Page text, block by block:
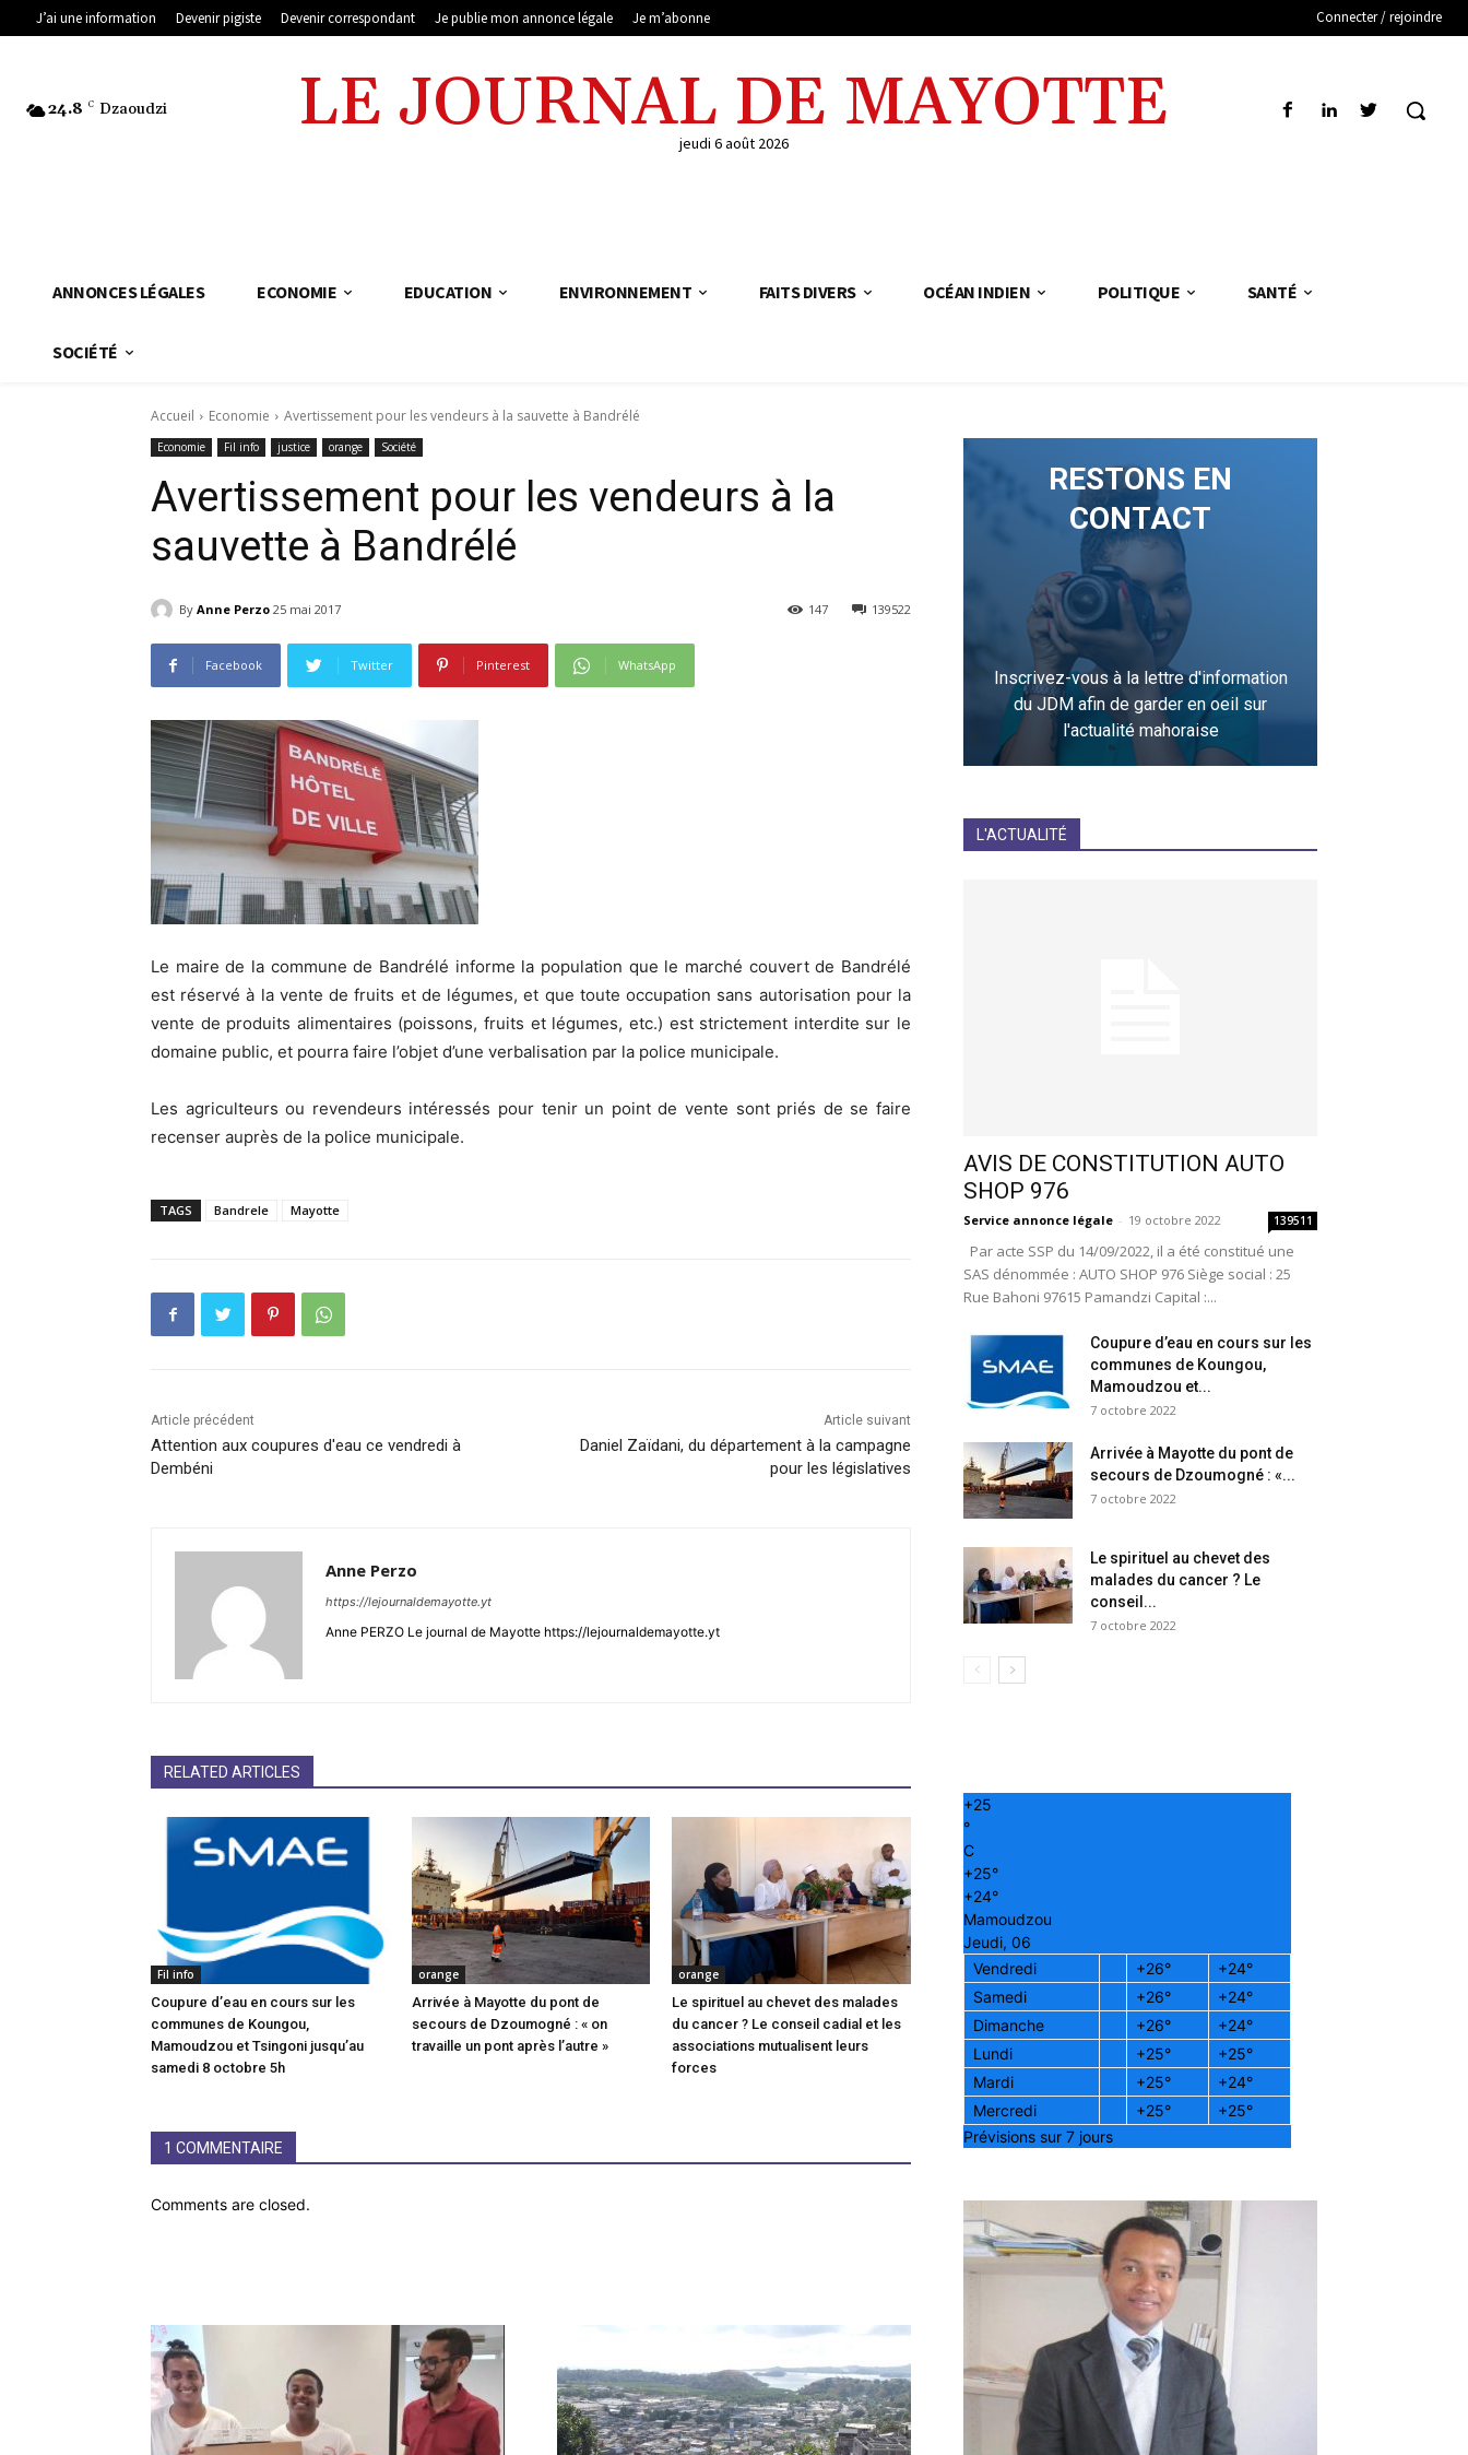
J’ai une information Devenir pigiste Devenir correspondant Je publie mon annonce légale Je m’abonne Connecter / rejoindre
24.8 C Dzaoudzi LE JOURNAL DE MAYOTTE
jeudi 6 août 2026
ANNONCES LÉGALES ECONOMIE EDUCATION ENVIRONNEMENT FAITS DIVERS OCÉAN INDIEN POLITIQUE SANTÉ
SOCIÉTÉ
Accueil Economie Avertissement pour les vendeurs à la sauvette à Bandrélé
Economie Fil info justice orange Société
Avertissement pour les vendeurs à la
sauvette à Bandrélé
By Anne Perzo 25 mai 2017 139522
147
Facebook Twitter Pinterest WhatsApp
Le maire de la commune de Bandrélé informe la population que le marché couvert de Bandrélé
est réservé à la vente de fruits et de légumes, et que toute occupation sans autorisation pour la
vente de produits alimentaires (poissons, fruits et légumes, etc.) est strictement interdite sur le
domaine public, et pourra faire l’objet d’une verbalisation par la police municipale.
Les agriculteurs ou revendeurs intéressés pour tenir un point de vente sont priés de se faire
recenser auprès de la police municipale.
TAGS Bandrele Mayotte
Article précédent
Attention aux coupures d'eau ce vendredi à
Dembéni
Article suivant
Daniel Zaïdani, du département à la campagne
pour les législatives
Anne Perzo
https://lejournaldemayotte.yt
Anne PERZO Le journal de Mayotte https://lejournaldemayotte.yt
RELATED ARTICLES
Fil info
Coupure d’eau en cours sur les
communes de Koungou,
Mamoudzou et Tsingoni jusqu’au
samedi 8 octobre 5h
orange
Arrivée à Mayotte du pont de
secours de Dzoumogné : « on
travaille un pont après l’autre »
orange
Le spirituel au chevet des malades
du cancer ? Le conseil cadial et les
associations mutualisent leurs
forces
1 COMMENTAIRE
Comments are closed.
RESTONS EN
CONTACT
Inscrivez-vous à la lettre d'information
du JDM afin de garder en oeil sur
l'actualité mahoraise
L'ACTUALITÉ
AVIS DE CONSTITUTION AUTO
SHOP 976
Service annonce légale - 19 octobre 2022 139511
Par acte SSP du 14/09/2022, il a été constitué une
SAS dénommée : AUTO SHOP 976 Siège social : 25
Rue Bahoni 97615 Pamandzi Capital :...
Coupure d’eau en cours sur les
communes de Koungou,
Mamoudzou et...
7 octobre 2022
Arrivée à Mayotte du pont de
secours de Dzoumogné : «...
7 octobre 2022
Le spirituel au chevet des
malades du cancer ? Le
conseil...
7 octobre 2022
+25
°
C
+25°
+24°
Mamoudzou
Jeudi, 06
Vendredi
+26° +24°
Samedi
+26° +24°
Dimanche
+26° +24°
Lundi
+25° +25°
Mardi
+25° +24°
Mercredi
+25° +25°
Prévisions sur 7 jours